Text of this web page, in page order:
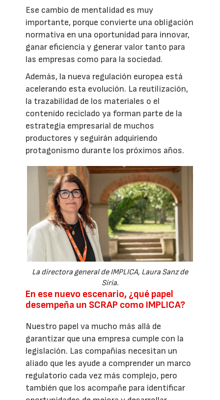
Ese cambio de mentalidad es muy
importante, porque convierte una obligación
normativa en una oportunidad para innovar,
ganar eficiencia y generar valor tanto para
las empresas como para la sociedad.
Además, la nueva regulación europea está
acelerando esta evolución. La reutilización,
la trazabilidad de los materiales o el
contenido reciclado ya forman parte de la
estrategia empresarial de muchos
productores y seguirán adquiriendo
protagonismo durante los próximos años.
La directora general de IMPLICA, Laura Sanz de
Siria.
En ese nuevo escenario, ¿qué papel
desempeña un SCRAP como IMPLICA?
Nuestro papel va mucho más allá de
garantizar que una empresa cumple con la
legislación. Las compañías necesitan un
aliado que les ayude a comprender un marco
regulatorio cada vez más complejo, pero
también que los acompañe para identificar